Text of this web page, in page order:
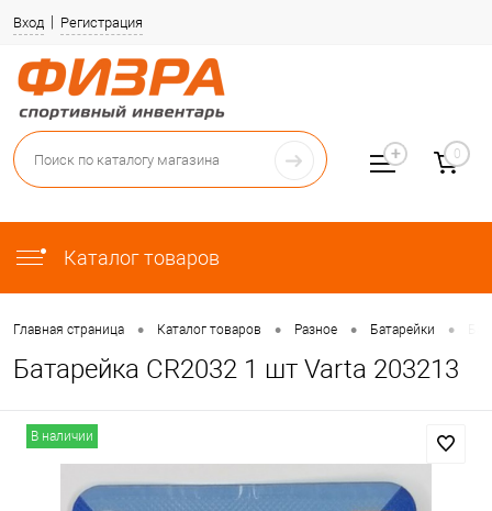
Вход Регистрация
Каталог товаров
0
Главная страница • Каталог товаров • Разное • Батарейки •
Батарейка CR2032 1 шт Varta 203213
В наличии